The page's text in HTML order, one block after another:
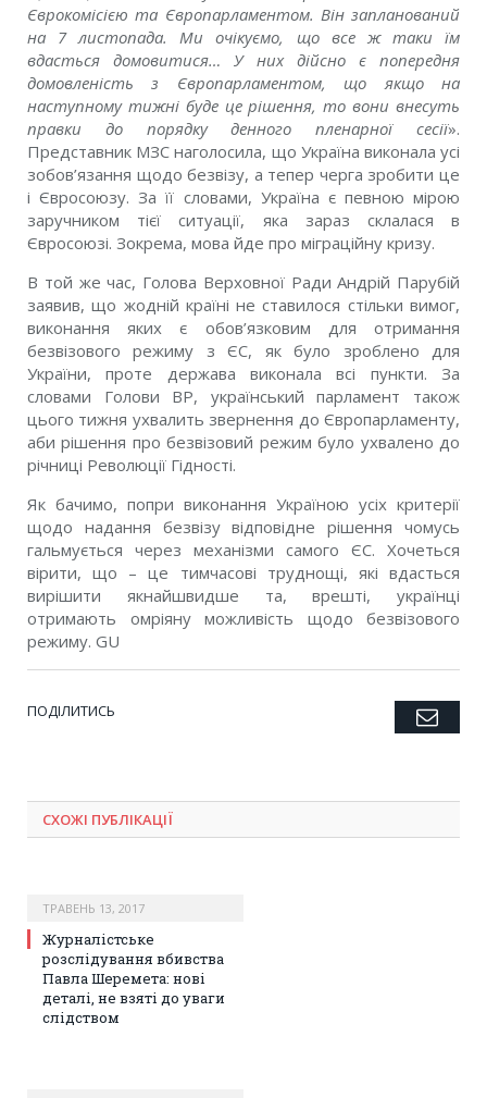
Єврокомісією та Європарламентом. Він запланований
на 7 листопада. Ми очікуємо, що все ж таки їм
вдасться домовитися… У них дійсно є попередня
домовленість з Європарламентом, що якщо на
наступному тижні буде це рішення, то вони внесуть
правки до порядку денного пленарної сесії».
Представник МЗС наголосила, що Україна виконала усі
зобов’язання щодо безвізу, а тепер черга зробити це
і Євросоюзу. За її словами, Україна є певною мірою
заручником тієї ситуації, яка зараз склалася в
Євросоюзі. Зокрема, мова йде про міграційну кризу.
В той же час, Голова Верховної Ради Андрій Парубій
заявив, що жодній країні не ставилося стільки вимог,
виконання яких є обов’язковим для отримання
безвізового режиму з ЄС, як було зроблено для
України, проте держава виконала всі пункти. За
словами Голови ВР, український парламент також
цього тижня ухвалить звернення до Європарламенту,
аби рішення про безвізовий режим було ухвалено до
річниці Революції Гідності.
Як бачимо, попри виконання Україною усіх критерії
щодо надання безвізу відповідне рішення чомусь
гальмується через механізми самого ЄС. Хочеться
вірити, що – це тимчасові труднощі, які вдасться
вирішити якнайшвидше та, врешті, українці
отримають омріяну можливість щодо безвізового
режиму. GU
ПОДІЛИТИСЬ Twitter
Facebook
Google+
Pinterest
LinkedIn
Tumblr
СХОЖІ ПУБЛІКАЦІЇ
ТРАВЕНЬ 13, 2017
Журналістське
розслідування вбивства
Павла Шеремета: нові
деталі, не взяті до уваги
слідством